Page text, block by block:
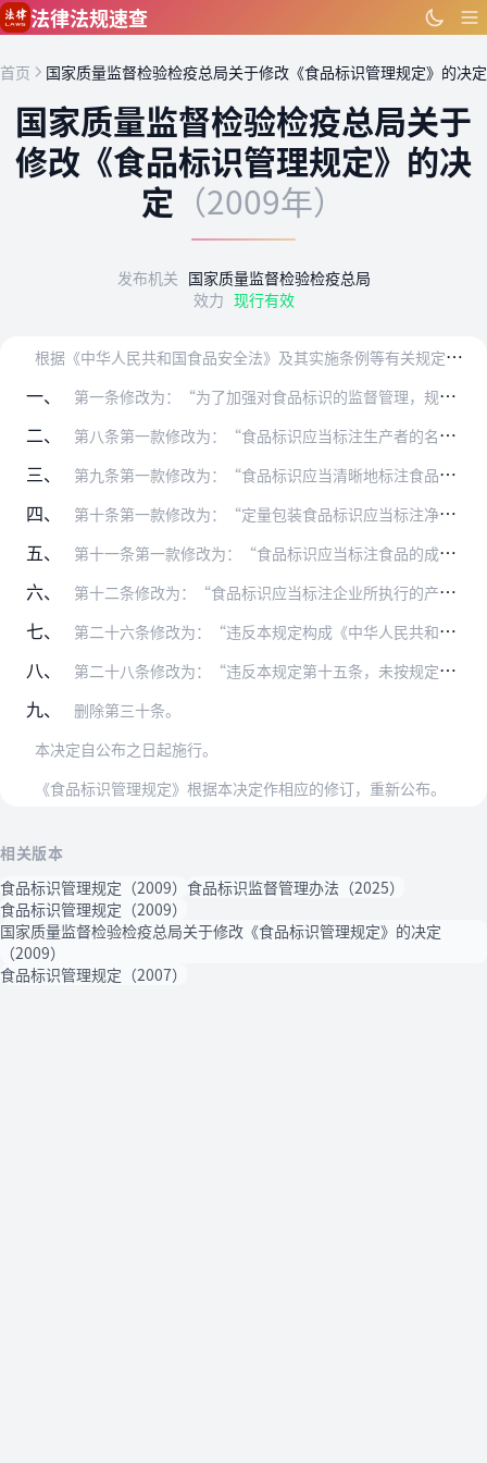
跳到主要内容
法律法规速查
首页 国家质量监督检验检疫总局关于修改《食品标识管理规定》的决定
国家质量监督检验检疫总局关于
修改《食品标识管理规定》的决
定 （2009年）
发布机关 国家质量监督检验检疫总局
效力 现行有效
根
据《中华人民共和国食品安全法》及其实施条例等有关规定，国家质量监督检验检疫总局决定对《食品标识管理规定》作如下修改：
一、
第一条修改为：“为了加强对食品标识的监督管理，规范食品标识的标注，防止质量欺诈，保护企业和消费者合法权益，根据《中华人民共和国食品安全法》、《中华人民共和国产品…
二、 第八条第一款修改为：“食品标识应当标注生产者的名称、地址和联系方式。生产者名称和地址应当是依法登记注册、能够承担产品质量责任的生产者的名称、地址。”
三、 第九条第一款修改为：“食品标识应当清晰地标注食品的生产日期、保质期，并按照有关规定要求标注贮存条件。”
四、 第十条第一款修改为：“定量包装食品标识应当标注净含量，并按照有关规定要求标注规格。对含有固、液两相物质的食品，除标示净含量外，还应当标示沥干物（固形物）的含量。…
五、 第十一条第一款修改为：“食品标识应当标注食品的成分或者配料清单。”
六、 第十二条修改为：“食品标识应当标注企业所执行的产品标准代号。”
七、 第二十六条修改为：“违反本规定构成《中华人民共和国食品安全法》及其实施条例等法律法规规定的违法行为的，依照有关法律法规的规定予以处罚。”
八、 第二十八条修改为：“违反本规定第十五条，未按规定标注警示标志或中文警示说明的，依照《中华人民共和国产品质量法》第五十四条规定进行处罚。”
九、
删除第三十条。
本决定自公布之日起施行。
《食品标识管理规定》根据本决定作相应的修订，重新公布。
相关版本
食品标识管理规定（2009） 食品标识监督管理办法（2025）
食品标识管理规定（2009）
国家质量监督检验检疫总局关于修改《食品标识管理规定》的决定
（2009）
食品标识管理规定（2007）